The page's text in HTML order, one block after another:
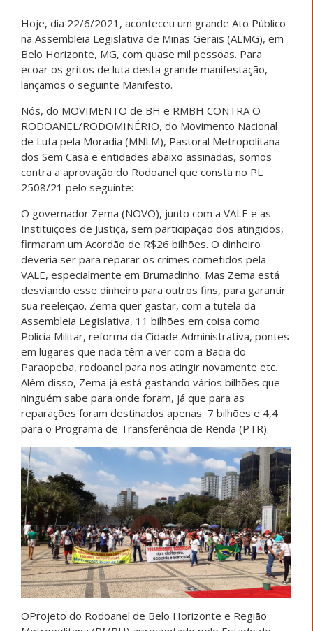
Hoje, dia 22/6/2021, aconteceu um grande Ato Público
na Assembleia Legislativa de Minas Gerais (ALMG), em
Belo Horizonte, MG, com quase mil pessoas. Para
ecoar os gritos de luta desta grande manifestação,
lançamos o seguinte Manifesto.
Nós, do MOVIMENTO de BH e RMBH CONTRA O
RODOANEL/RODOMINÉRIO, do Movimento Nacional
de Luta pela Moradia (MNLM), Pastoral Metropolitana
dos Sem Casa e entidades abaixo assinadas, somos
contra a aprovação do Rodoanel que consta no PL
2508/21 pelo seguinte:
O governador Zema (NOVO), junto com a VALE e as
Instituições de Justiça, sem participação dos atingidos,
firmaram um Acordão de R$26 bilhões. O dinheiro
deveria ser para reparar os crimes cometidos pela
VALE, especialmente em Brumadinho. Mas Zema está
desviando esse dinheiro para outros fins, para garantir
sua reeleição. Zema quer gastar, com a tutela da
Assembleia Legislativa, 11 bilhões em coisa como
Polícia Militar, reforma da Cidade Administrativa, pontes
em lugares que nada têm a ver com a Bacia do
Paraopeba, rodoanel para nos atingir novamente etc.
Além disso, Zema já está gastando vários bilhões que
ninguém sabe para onde foram, já que para as
reparações foram destinados apenas 7 bilhões e 4,4
para o Programa de Transferência de Renda (PTR).
OProjeto do Rodoanel de Belo Horizonte e Região